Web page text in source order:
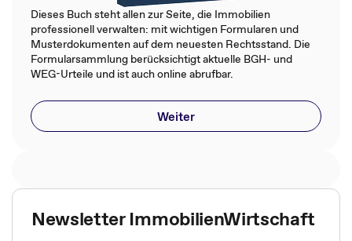
Dieses Buch steht allen zur Seite, die Immobilien
professionell verwalten: mit wichtigen Formularen und
Musterdokumenten auf dem neuesten Rechtsstand. Die
Formularsammlung berücksichtigt aktuelle BGH- und
WEG-Urteile und ist auch online abrufbar.
Weiter
Newsletter ImmobilienWirtschaft